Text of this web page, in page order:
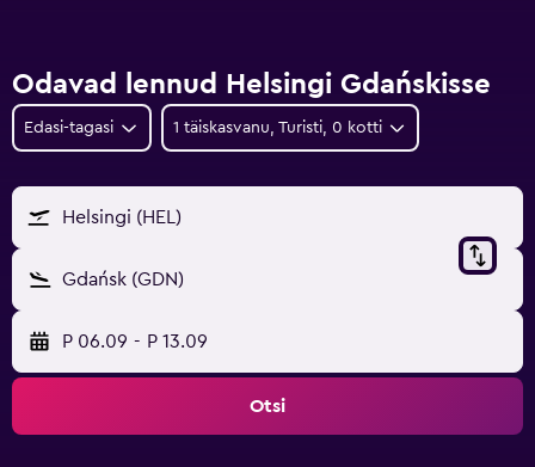
Odavad lennud Helsingi Gdańskisse
Edasi-tagasi 1 täiskasvanu, Turisti, 0 kotti
Helsingi (HEL)
Gdańsk (GDN)
P 06.09 - P 13.09
Otsi